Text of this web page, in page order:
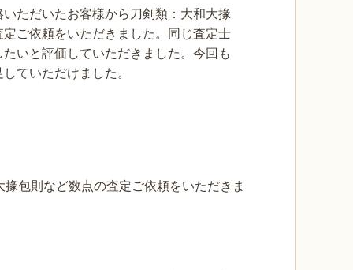
ただいたお客様から刀剣類：大和大掾
ご依頼をいただきました。同じ査定士
いと評価していただきました。今回も
ていただけました。
包則など数点の査定ご依頼をいただきま